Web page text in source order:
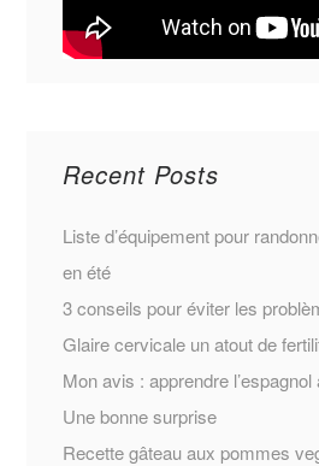
Recent Posts
Liste d’équipement pour
en été
3 conseils pour éviter les
Glaire cervicale un atout de
Mon avis : apprendre
Une bonne surprise
Recette gâteau aux pommes